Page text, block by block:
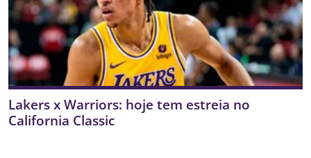
Lakers x Warriors: hoje tem estreia no
California Classic